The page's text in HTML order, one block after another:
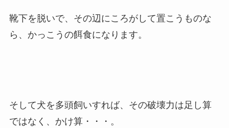
靴下を脱いで、その辺にころがして置こうものな
ら、かっこうの餌食になります。
そして犬を多頭飼いすれば、その破壊力は足し算
ではなく、かけ算・・・。